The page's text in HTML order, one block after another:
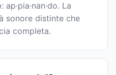
: ap·pia·nan·do. La
sonore distinte che
completa.